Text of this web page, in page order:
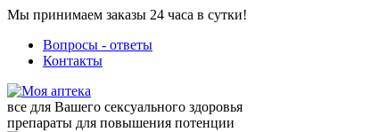
Мы принимаем заказы 24 часа в сутки!
Вопросы - ответы
Контакты
все для Вашего сексуального здоровья
препараты для повышения потенции